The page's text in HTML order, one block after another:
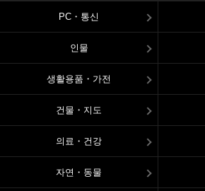
PC・통신
인물
생활용품・가전
건물・지도
의료・건강
자연・동물